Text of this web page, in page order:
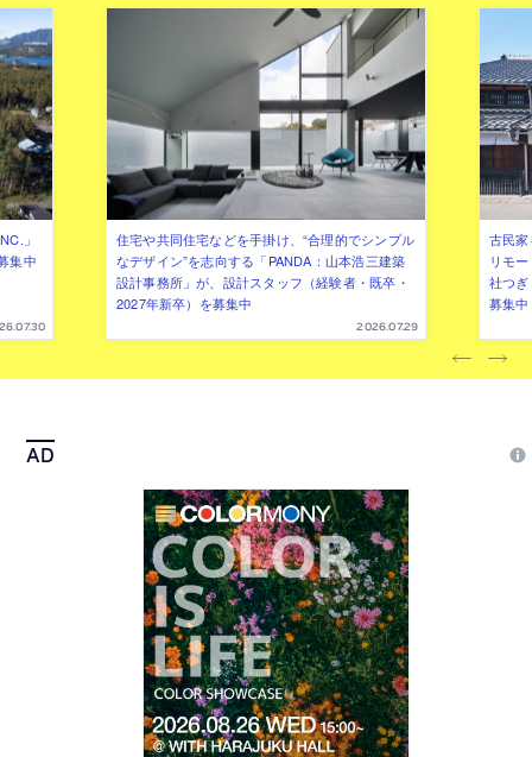
」
集中
住宅や共同住宅などを手掛け、“合理的でシンプル
なデザイン”を志向する「PANDA：山本浩三建築
設計事務所」が、設計スタッフ（経験者・既卒・
2027年新卒）を募集中
2026.07.29
古民
リモ
社つ
募集中